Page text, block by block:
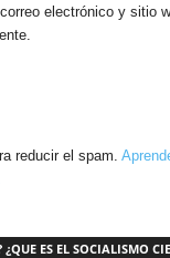
electrónico y sitio
reducir el spam.
¿QUE ES EL SOCIALISMO